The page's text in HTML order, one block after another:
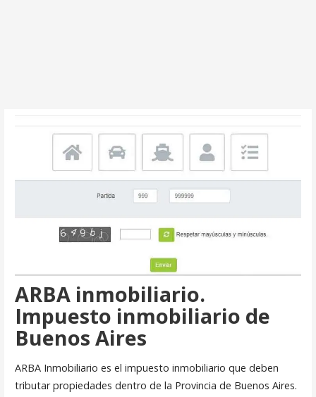
ARBA inmobiliario.
Impuesto inmobiliario de
Buenos Aires
ARBA Inmobiliario es el impuesto inmobiliario que deben
tributar propiedades dentro de la Provincia de Buenos Aires.